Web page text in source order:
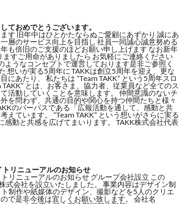
ておめでとうございます。
す 旧年中はひとかたならぬご愛顧にあずかり 誠にあ
層のサービス向上を目指し 社員一同誠心誠意努める
も倍旧のご支援のほどお願い申し上げます なお新年
すご用命がありましたら お気軽にご連絡ください
ようなコンセプトで運営しております是非ご参照く
想いが実る5周年に TAKKは創立5周年を迎え、更な
にあたり、 私たちは “Team TAKK” という5周年スロ
とは、お客さま、協力者、従業員など全てのス
活動していくことを意味します。 仲間意識のないチ
を問わず、共通の目的や関心を持つ仲間たちと様々
のパーパスである「広報活動を通して、感動と共
えています。 “Team TAKK” という想いがさらに実る
感動と共感を広げてまいります。 TAKK株式会社代表
リニューアルのお知らせ
リニューアルのお知らせ グループ会社設立 この
式会社を設立いたしました。 事業内容はデザイン制
制作や紙媒体のデザイン、撮影などを5人のクリエ
で是非今後は宜しくお願い致します。 会社名